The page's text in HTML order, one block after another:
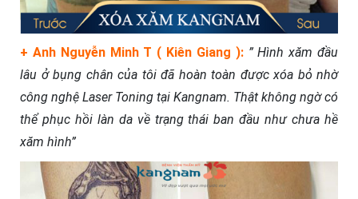
+ Anh Nguyễn Minh T ( Kiên Giang ): ” Hình xăm đầu
lâu ở bụng chân của tôi đã hoàn toàn được xóa bỏ nhờ
công nghệ Laser Toning tại Kangnam. Thật không ngờ có
thể phục hồi làn da về trạng thái ban đầu như chưa hề
xăm hình”